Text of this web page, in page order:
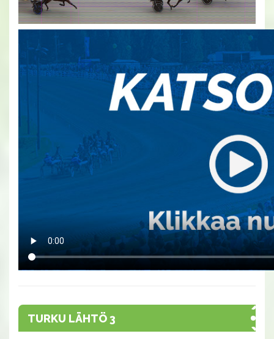
TURKU LÄHTÖ 3